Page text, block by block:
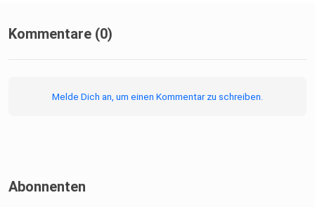
Kommentare (0)
Melde Dich an, um einen Kommentar zu schreiben.
Abonnenten